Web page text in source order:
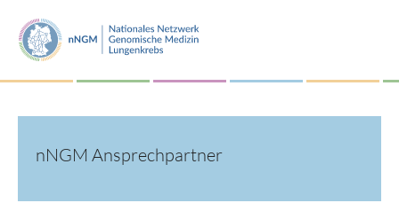
nNGM Ansprechpartner